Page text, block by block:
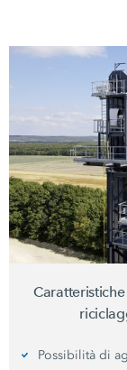
Possibilità di